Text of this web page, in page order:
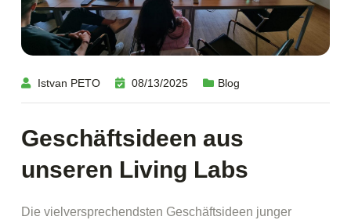
Istvan PETO 08/13/2025 Blog
Geschäftsideen aus
unseren Living Labs
Die vielversprechendsten Geschäftsideen junger